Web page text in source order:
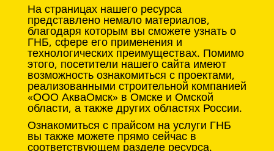
На страницах нашего ресурса
представлено немало материалов,
благодаря которым вы сможете узнать о
ГНБ, сфере его применения и
технологических преимуществах. Помимо
этого, посетители нашего сайта имеют
возможность ознакомиться с проектами,
реализованными строительной компанией
«ООО АкваОмск» в Омске и Омской
области, а также других областях России.
Ознакомиться с прайсом на услуги ГНБ
вы также можете прямо сейчас в
соответствующем разделе ресурса.